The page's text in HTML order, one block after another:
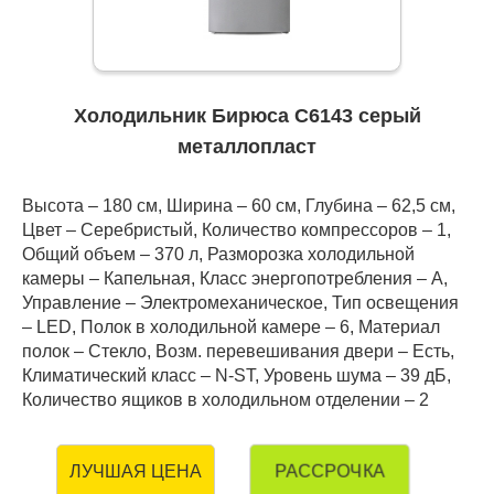
Холодильник Бирюса C6143 серый
металлопласт
Высота – 180 см, Ширина – 60 см, Глубина – 62,5 см,
Цвет – Серебристый, Количество компрессоров – 1,
Общий объем – 370 л, Разморозка холодильной
камеры – Капельная, Класс энергопотребления – А,
Управление – Электромеханическое, Тип освещения
– LED, Полок в холодильной камере – 6, Материал
полок – Стекло, Возм. перевешивания двери – Есть,
Климатический класс – N-ST, Уровень шума – 39 дБ,
Количество ящиков в холодильном отделении – 2
ЛУЧШАЯ ЦЕНА РАССРОЧКА